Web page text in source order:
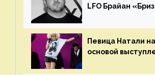
LFO Брайан
Певица Натали
основой